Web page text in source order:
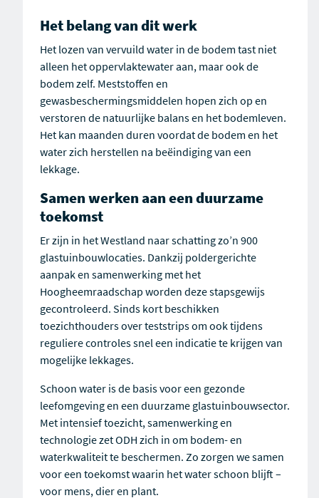
Het belang van dit werk
Het lozen van vervuild water in de bodem tast niet
alleen het oppervlaktewater aan, maar ook de
bodem zelf. Meststoffen en
gewasbeschermingsmiddelen hopen zich op en
verstoren de natuurlijke balans en het bodemleven.
Het kan maanden duren voordat de bodem en het
water zich herstellen na beëindiging van een
lekkage.
Samen werken aan een duurzame
toekomst
Er zijn in het Westland naar schatting zo’n 900
glastuinbouwlocaties. Dankzij poldergerichte
aanpak en samenwerking met het
Hoogheemraadschap worden deze stapsgewijs
gecontroleerd. Sinds kort beschikken
toezichthouders over teststrips om ook tijdens
reguliere controles snel een indicatie te krijgen van
mogelijke lekkages.
Schoon water is de basis voor een gezonde
leefomgeving en een duurzame glastuinbouwsector.
Met intensief toezicht, samenwerking en
technologie zet ODH zich in om bodem- en
waterkwaliteit te beschermen. Zo zorgen we samen
voor een toekomst waarin het water schoon blijft –
voor mens, dier en plant.